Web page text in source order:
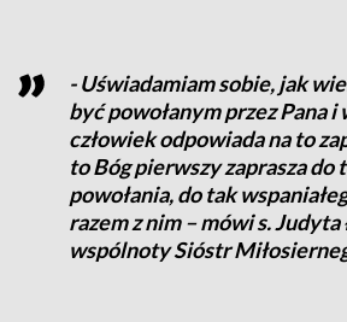
- Uświadamiam sobie, jak
być powołanym przez Pana i
człowiek odpowiada na to
to Bóg pierwszy zaprasza do
powołania, do tak
razem z nim – mówi s. Judyta
wspólnoty Sióstr